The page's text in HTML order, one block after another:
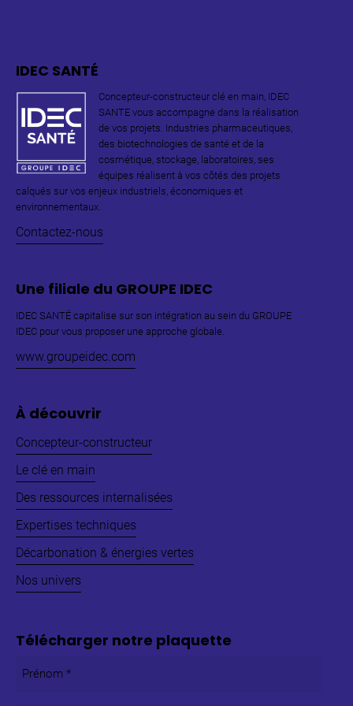
IDEC SANTÉ
Concepteur-constructeur clé en main, IDEC
SANTE vous accompagne dans la réalisation
de vos projets. Industries pharmaceutiques,
des biotechnologies de santé et de la
cosmétique, stockage, laboratoires, ses
équipes réalisent à vos côtés des projets
calqués sur vos enjeux industriels, économiques et
environnementaux.
Contactez-nous
Une filiale du GROUPE IDEC
IDEC SANTÉ capitalise sur son intégration au sein du GROUPE
IDEC pour vous proposer une approche globale.
www.groupeidec.com
À découvrir
Concepteur-constructeur
Le clé en main
Des ressources internalisées
Expertises techniques
Décarbonation & énergies vertes
Nos univers
Télécharger notre plaquette